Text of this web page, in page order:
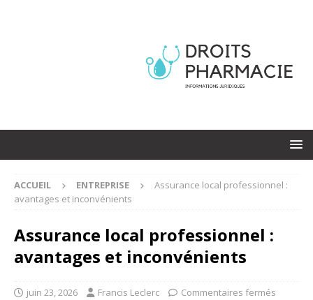
ACCUEIL ENTREPRISE
Assurance local professionnel :
avantages et inconvénients
Assurance local professionnel :
avantages et inconvénients
juin 23, 2026 Francis Leclerc Commentaires fermés